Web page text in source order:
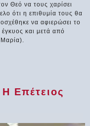
Θεό να τους χαρίσει
ότι η επιθυμία τους θα
να αφιερώσει το
και μετά από
Επέτειος